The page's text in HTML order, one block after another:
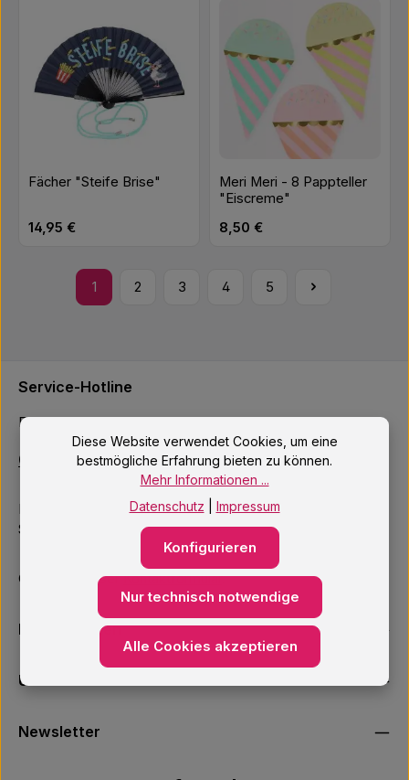
Fächer "Steife Brise"
Regulärer Preis:
14,95 €
Meri Meri - 8 Pappteller
"Eiscreme"
Regulärer Preis:
8,50 €
Seite
1
Seite
2
Seite
3
Seite
4
Seite
5
Service-Hotline
Fragen? Einfach anrufen:
040 – 4222200
Mo–Fr: 10:00 – 18:00 Uhr
Sa: 09:00 – 14:00 Uhr
Oder über unserKontaktformular.
Informationen
Unsere Services
Newsletter
Diese Website verwendet Cookies, um eine
bestmögliche Erfahrung bieten zu können.
Mehr Informationen ...
Datenschutz
Impressum
Nur technisch notwendige
Konfigurieren
Alle Cookies akzeptieren